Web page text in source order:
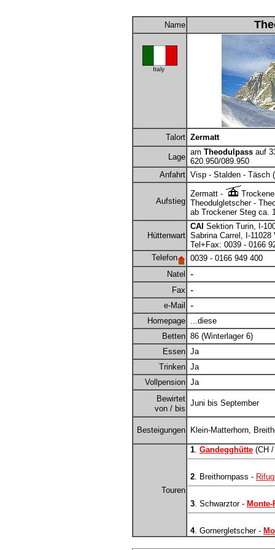
Name
Italy
Talort Zermatt
Lage
am Theodulpass auf
620.950/089.950
Anfahrt Visp - Stalden - Täsch (
Aufstieg
Zermatt -
Theodulgletscher -
ab Trockener Steg ca.
Hüttenwart
CAI Sektion Turin, I-
Sabrina Carrel, I-11028
Tel+Fax: 0039 - 0166
Telefon
0039 - 0166 949 400
Natel
-
Fax -
e-Mail -
Homepage ...diese
Betten 86 (Winterlager 6)
Essen Ja
Trinken Ja
Vollpension Ja
Bewirtet
von / bis
Juni bis September
Besteigungen Klein-Matterhorn,
Touren
1. Gandegghütte (CH
2. Breithornpass -
3. Schwarztor - Monte-
4. Gornergletscher -